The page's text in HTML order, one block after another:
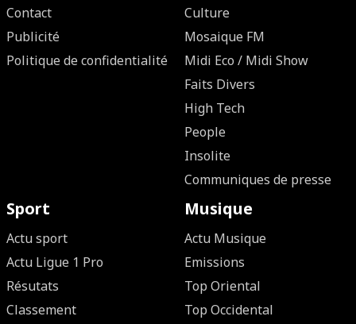
Contact
Publicité
Politique de confidentialité
Culture
Mosaique FM
Midi Eco / Midi Show
Faits Divers
High Tech
People
Insolite
Communiques de presse
Sport
Actu sport
Actu Ligue 1 Pro
Résutats
Classement
Musique
Actu Musique
Emissions
Top Oriental
Top Occidental